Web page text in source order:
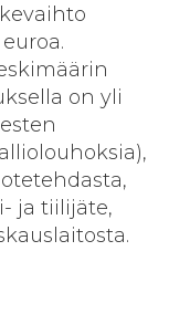
on yli
ja tiilijäte,